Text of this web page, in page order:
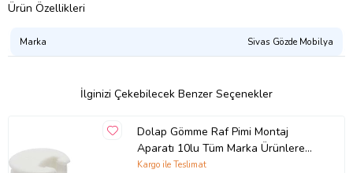
Ürün Özellikleri
Marka Sivas Gözde Mobilya
İlginizi Çekebilecek Benzer Seçenekler
Dolap Gömme Raf Pimi Montaj
Aparatı 10lu Tüm Marka Ürünlere
Uyumlu
Kargo ile Teslimat